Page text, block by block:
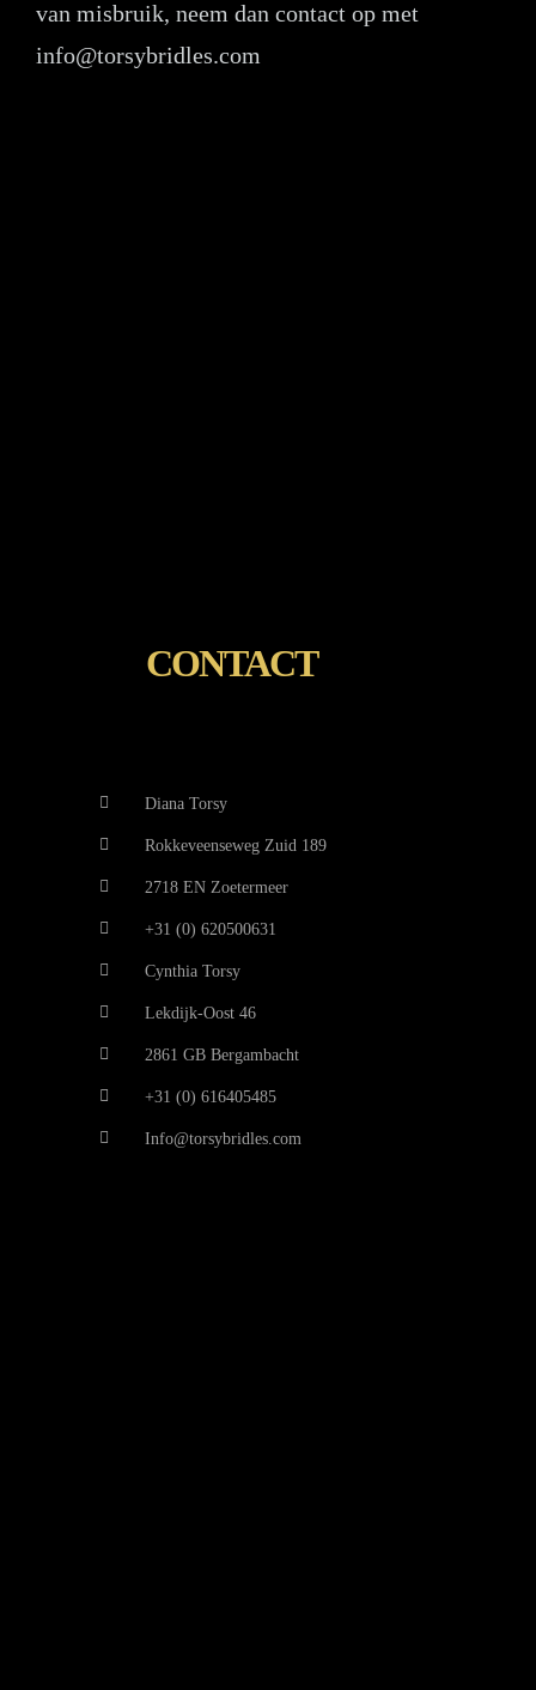
van misbruik, neem dan contact op met
info@torsybridles.com
CONTACT
Diana Torsy
Rokkeveenseweg Zuid 189
2718 EN Zoetermeer
+31 (0) 620500631
Cynthia Torsy
Lekdijk-Oost 46
2861 GB Bergambacht
+31 (0) 616405485
Info@torsybridles.com